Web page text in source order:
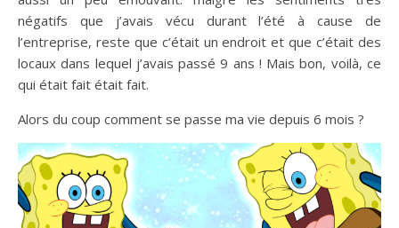
négatifs que j’avais vécu durant l’été à cause de
l’entreprise, reste que c’était un endroit et que c’était des
locaux dans lequel j’avais passé 9 ans ! Mais bon, voilà, ce
qui était fait était fait.
Alors du coup comment se passe ma vie depuis 6 mois ?